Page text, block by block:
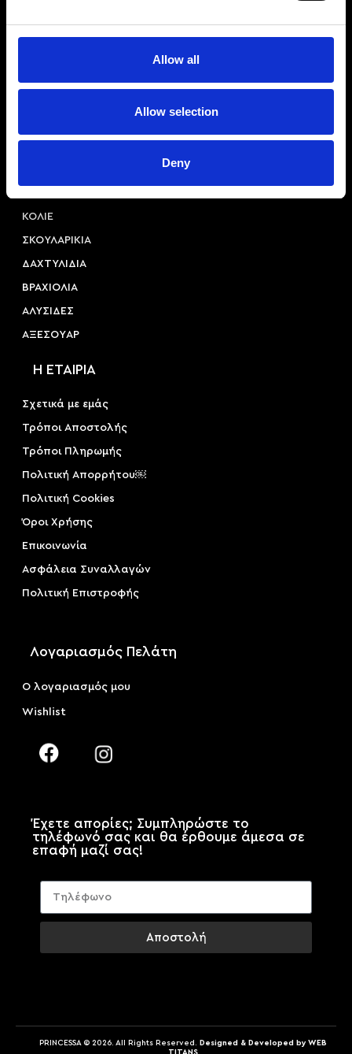
Allow all
Allow selection
Deny
+30 2310 253 985
info@princessa.store
ΚΟΛΙΕ
ΣΚΟΥΛΑΡΙΚΙΑ
ΔΑΧΤΥΛΙΔΙΑ
ΒΡΑΧΙΟΛΙΑ
ΑΛΥΣΙΔΕΣ
ΑΞΕΣΟΥAΡ
Η ΕΤΑΙΡΙΑ
Σχετικά με εμάς
Τρόποι Αποστολής
Τρόποι Πληρωμής
Πολιτική Απορρήτου￼
Πολιτική Cookies
Όροι Χρήσης
Επικοινωνία
Ασφάλεια Συναλλαγών
Πολιτική Επιστροφής
Λογαριασμός Πελάτη
Ο λογαριασμός μου
Wishlist
Έχετε απορίες; Συμπληρώστε το
τηλέφωνό σας και θα έρθουμε άμεσα σε
επαφή μαζί σας!
Αποστολή
PRINCESSA © 2026. All Rights Reserved. Designed & Developed by WEB